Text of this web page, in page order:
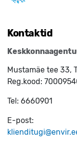
Kontaktid
Mustamäe tee 33,
Reg.kood:
Tel: 6660901
E-post: